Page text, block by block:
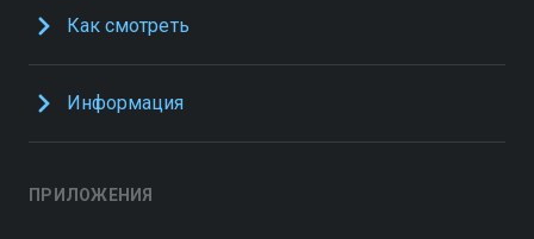
Как смотреть
Информация
ПРИЛОЖЕНИЯ